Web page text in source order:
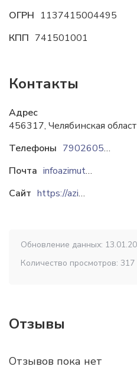
ОГРН 1137415004495
КПП 741501001
Контакты
Адрес
456317, Челябинская
Телефоны
79026056005
Почта
infoazimut@mail.ru
Сайт
https://azimut-pkf.ru
Обновление данных:
Количество просмотров: 317
Отзывы
Отзывов пока нет